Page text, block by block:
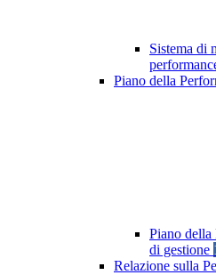
Sistema di
Piano della
Piano della
di gestione
Relazione sulla